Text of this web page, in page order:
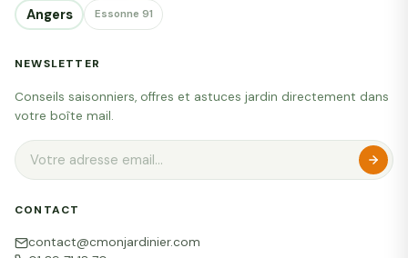
Angers
Essonne 91
NEWSLETTER
Conseils saisonniers, offres et astuces jardin directement dans
votre boîte mail.
CONTACT
contact@cmonjardinier.com